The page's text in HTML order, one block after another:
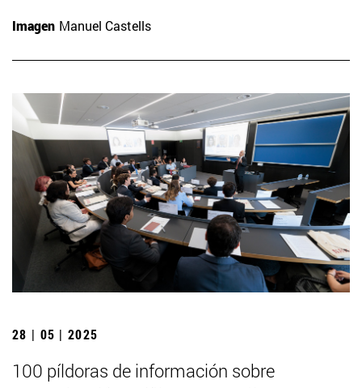
Imagen Manuel Castells
28 | 05 | 2025
100 píldoras de información sobre